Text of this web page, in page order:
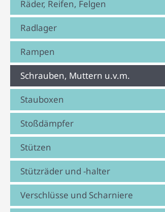
Räder, Reifen, Felgen
Radlager
Rampen
Schrauben, Muttern u.v.m.
Stauboxen
Stoßdämpfer
Stützen
Stützräder und -halter
Verschlüsse und Scharniere